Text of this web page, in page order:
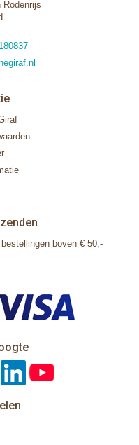
Rodenrijs
boven € 50,-